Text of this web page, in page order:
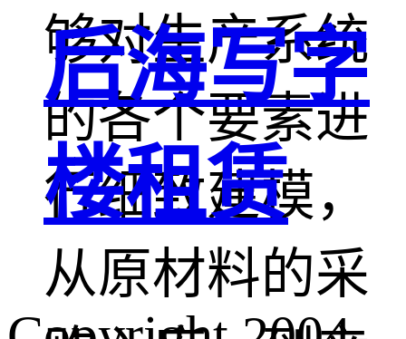
够对生产系统
的各个要素进
行细致建模，
从原材料的采
后海写字
楼租赁